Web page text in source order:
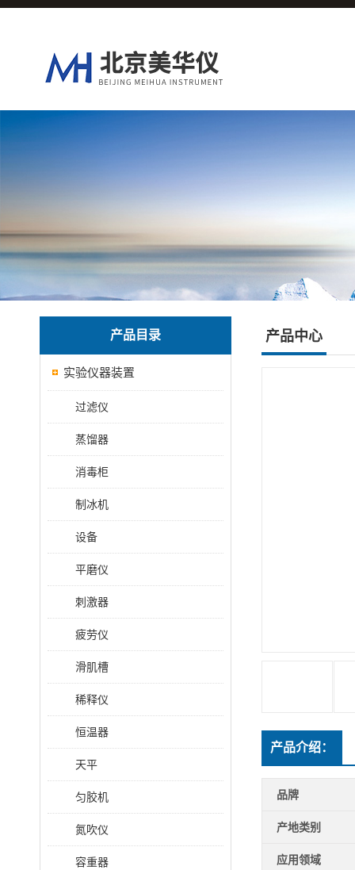
产品目录
实验仪器装置
过滤仪
蒸馏器
消毒柜
制冰机
设备
平磨仪
刺激器
疲劳仪
滑肌槽
稀释仪
恒温器
天平
匀胶机
氮吹仪
容重器
产品中心
产品介绍：
品牌
产地类别
应用领域